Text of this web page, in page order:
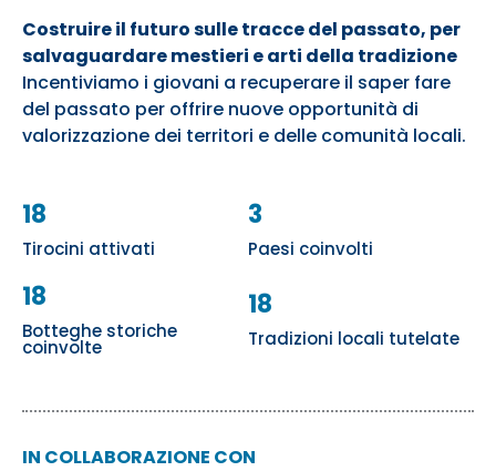
Costruire il futuro sulle tracce del passato, per
salvaguardare mestieri e arti della tradizione
Incentiviamo i giovani a recuperare il saper fare
del passato per offrire nuove opportunità di
valorizzazione dei territori e delle comunità locali.
18
Tirocini attivati
3
Paesi coinvolti
18
Botteghe storiche
coinvolte
18
Tradizioni locali tutelate
IN COLLABORAZIONE CON